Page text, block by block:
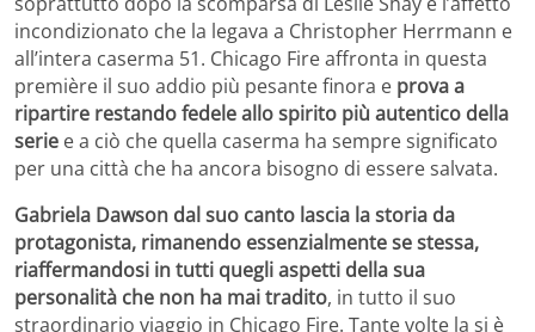
incondizionato che la legava a Christopher Herrmann e
all’intera caserma 51. Chicago Fire affronta in questa
première il suo addio più pesante finora e prova a
ripartire restando fedele allo spirito più autentico della
serie e a ciò che quella caserma ha sempre significato
per una città che ha ancora bisogno di essere salvata.
Gabriela Dawson dal suo canto lascia la storia da
protagonista, rimanendo essenzialmente se stessa,
riaffermandosi in tutti quegli aspetti della sua
personalità che non ha mai tradito, in tutto il suo
straordinario viaggio in Chicago Fire. Tante volte la si è